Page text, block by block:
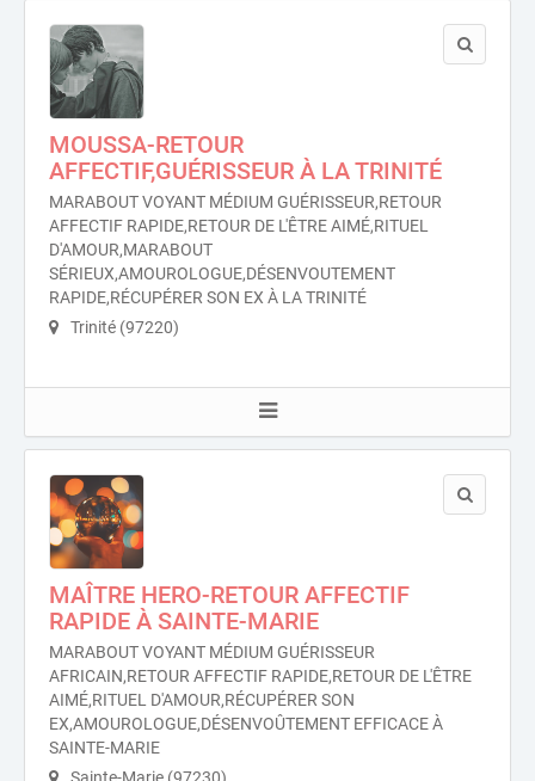
MOUSSA-RETOUR
AFFECTIF,GUÉRISSEUR À LA TRINITÉ
MARABOUT VOYANT MÉDIUM GUÉRISSEUR,RETOUR
AFFECTIF RAPIDE,RETOUR DE L'ÊTRE AIMÉ,RITUEL
D'AMOUR,MARABOUT
SÉRIEUX,AMOUROLOGUE,DÉSENVOUTEMENT
RAPIDE,RÉCUPÉRER SON EX À LA TRINITÉ
Trinité (97220)
MAÎTRE HERO-RETOUR AFFECTIF
RAPIDE À SAINTE-MARIE
MARABOUT VOYANT MÉDIUM GUÉRISSEUR
AFRICAIN,RETOUR AFFECTIF RAPIDE,RETOUR DE L'ÊTRE
AIMÉ,RITUEL D'AMOUR,RÉCUPÉRER SON
EX,AMOUROLOGUE,DÉSENVOÛTEMENT EFFICACE À
SAINTE-MARIE